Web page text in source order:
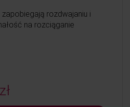
rozdwajaniu i
na rozciąganie